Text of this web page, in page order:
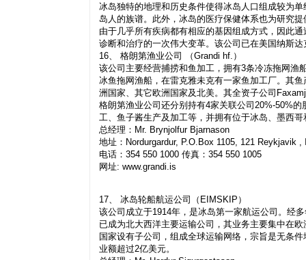
冰岛独特的地理和历史条件使得冰岛人口组成较为
岛人的族谱。此外，冰岛的医疗保健体系也为研究
由于几乎所有疾病都有相应的基因组成方式，因此
诊断和治疗的一次伟大变革。该公司已在美国纳斯
16、 格朗第渔业公司 （Grandi hf.）
该公司主要经营捕捞和鱼加工，拥有3条冷冻拖网渔
冰鱼拖网渔船，在雷克雅未克有一家鱼加工厂。其
洲国家、其它欧洲国家及北美。其全资子公司
格朗第渔业公司还分别持有4家关联公司20%-50%
工、鱼子酱生产及加工等，并拥有位于冰岛、墨西
总经理：Mr. Brynjolfur Bjarnason
地址：Nordurgardur, P.O.Box 1105, 121 Reykjavik ,
电话：354 550 1000 传真：354 550 1005
网址: www.grandi.is
17、 冰岛轮船航运公司（EIMSKIP）
该公司成立于1914年，是冰岛第一家航运公司。经
已成为北大西洋主要运输公司，其业务主要集中在
国家设有子公司，组成全球运输网络，宗旨是无条
业额超过2亿美元。